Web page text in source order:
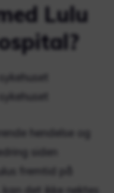
Lulu
hendelse og
siden
fremtid på
det ikke nektes